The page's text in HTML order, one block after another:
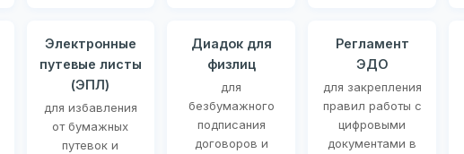
Электронные
путевые листы
(ЭПЛ)
для избавления
от бумажных
путевок и
Диадок для
физлиц
для
безбумажного
подписания
договоров и
Регламент
ЭДО
для закрепления
правил работы с
цифровыми
документами в